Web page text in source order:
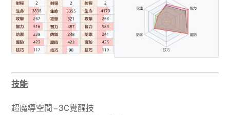
技能
超魔導空間 – 3C覺醒技